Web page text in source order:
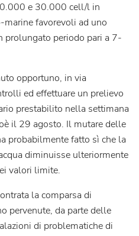
e 30.000 cell/l in
marine favorevoli ad uno
prolungato periodo pari a 7-
opportuno, in via
ed effettuare un prelievo
prestabilito nella settimana
il 29 agosto. Il mutare delle
probabilmente fatto sì che la
diminuisse ulteriormente
valori limite.
la comparsa di
pervenute, da parte delle
di problematiche di